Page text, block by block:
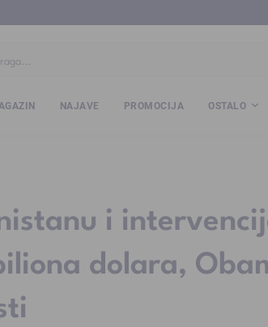
NAJAVE PROMOCIJA OSTALO
i
dolara,